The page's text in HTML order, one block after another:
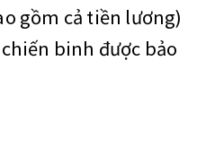
gồm cả tiền lương)
binh được bảo